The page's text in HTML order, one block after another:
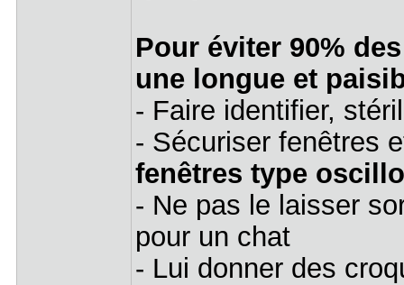
Pour éviter 90%
une longue et
- Faire identifier,
- Sécuriser fenêtres
fenêtres type
- Ne pas le laisser
pour un chat
- Lui donner des